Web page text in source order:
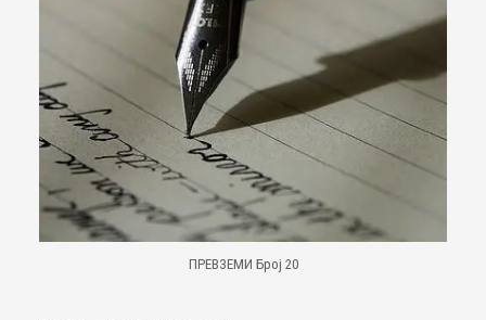
ПРЕВЗЕМИ Број 20